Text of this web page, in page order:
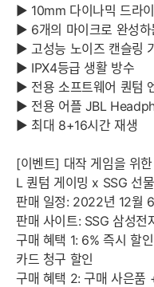
▶ 10mm 다이나믹 드라
▶ 6개의 마이크로 완성하
▶ 고성능 노이즈 캔슬링
▶ IPX4등급 생활 방수
▶ 전용 소프트웨어 퀀텀
▶ 전용 어플 JBL
▶ 최대 8+16시간 재생
[이벤트] 대작 게임을 위
L 퀀텀 게이밍 x SSG 선
판매 일정: 2022년 12월
판매 사이트: SSG 삼성전
구매 혜택 1: 6% 즉시 할
카드 청구 할인
구매 혜택 2: 구매 사은품